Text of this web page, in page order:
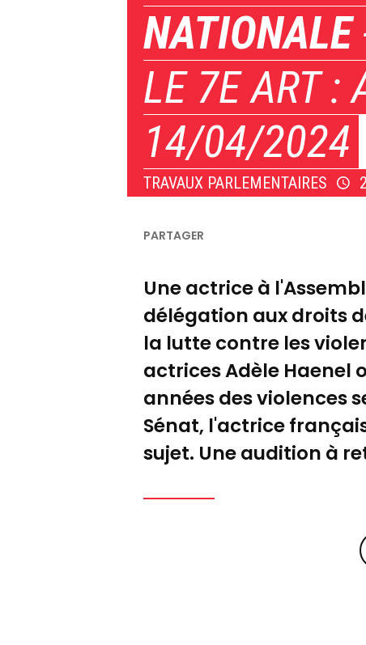
NATIONALE
LE 7E ART :
14/04/2024
TRAVAUX PARLEMENTAIRES
Une actrice à
délégation aux droits
la lutte contre les
actrices Adèle Haenel
années des violences
Sénat, l'actrice
sujet. Une audition à